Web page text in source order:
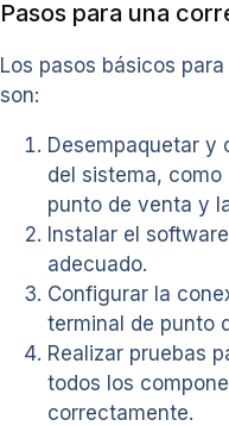
Pasos para una
Los pasos básicos
son:
Desempaquetar y
del sistema,
punto de venta y
Instalar el
adecuado.
Configurar la
terminal de punto
Realizar pruebas
todos los
correctamente.